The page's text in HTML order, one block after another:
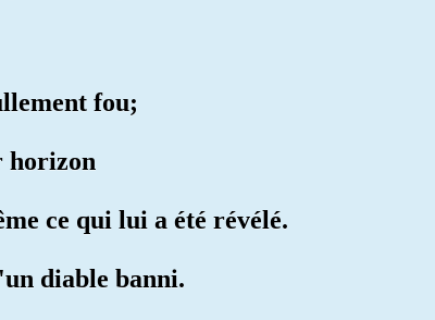
fou;
horizon
ce qui lui a été révélé.
diable banni.